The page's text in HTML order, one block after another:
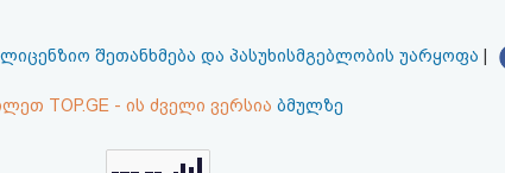
შეთანხმება და პასუხისმგებლობის უარყოფა
TOP.GE - ის ძველი ვერსია ბმულზე